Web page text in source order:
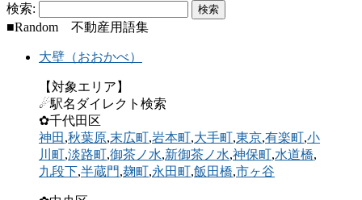
検索:
■Random 不動産用語集
大壁（おおかべ）
【対象エリア】
☄駅名ダイレクト検索
✿千代田区
神田 ,秋葉原,末広町,岩本町,大手町,東京,有楽町,小
川町,淡路町,御茶ノ水,新御茶ノ水,神保町,水道橋,
九段下,半蔵門,麹町,永田町,飯田橋,市ヶ谷